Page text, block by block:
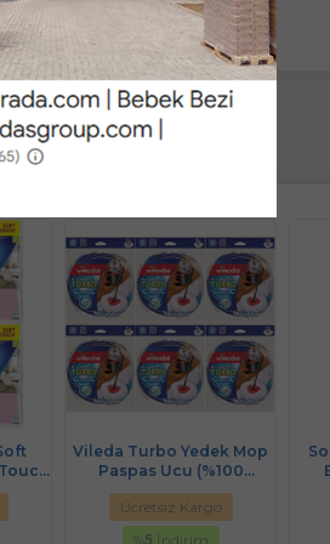
bir yardımcı!
Vileda Turbo Yedek Mop
Paspas Ucu (%100
Mikrofiber) (6 Lı Set)
Ücretsiz Kargo
%5 İndirim